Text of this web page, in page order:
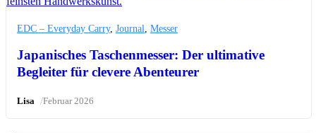
EDC – Everyday Carry, Journal Messer
Japanisches Taschenmesser: Der ultimative
Begleiter für clevere Abenteurer
Lisa /Februar 2026